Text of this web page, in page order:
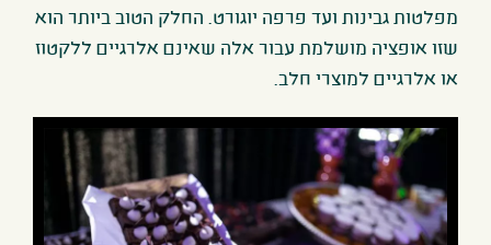
מפלטות גבינות ועד פרפה יוגורט. החלק הטוב ביותר הוא
שזו אופציה מושלמת עבור אלה שאינם אלרגיים ללקטוז
או אלרגיים למוצרי חלב.